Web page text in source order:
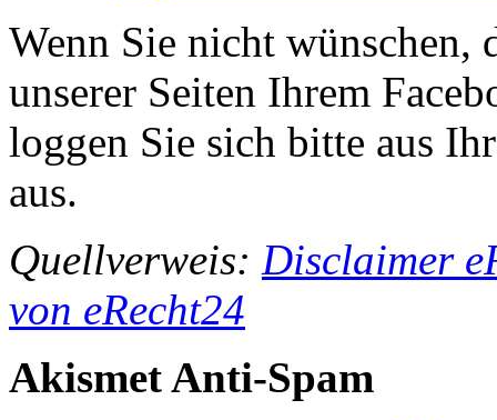
Wenn Sie nicht wünschen,
unserer Seiten Ihrem
loggen Sie sich bitte aus
aus.
Quellverweis: Disclaimer
von eRecht24
Akismet Anti-Spam